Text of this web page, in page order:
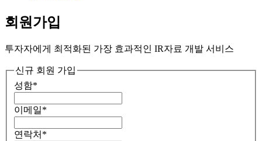
회원가입
투자자에게 최적화된 가장 효과적인 IR자료 개발 서비스
신규 회원 가입
성함*
이메일*
연락처 *